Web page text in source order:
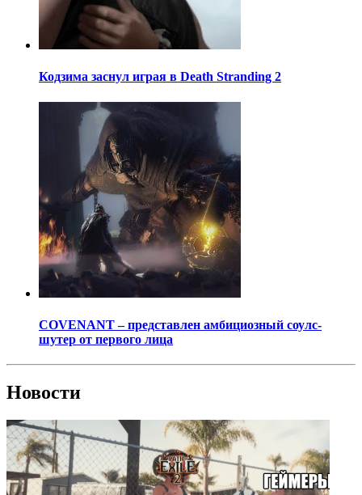
Кодзима заснул играя в Death Stranding 2
COVENANT – представлен амбициозный соулс-
шутер от первого лица
Новости